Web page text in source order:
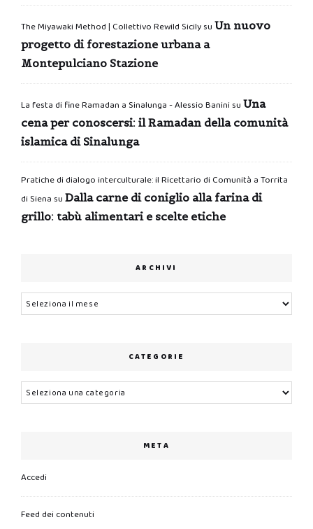
The Miyawaki Method | Collettivo Rewild Sicilysu Un nuovo
progetto di forestazione urbana a
Montepulciano Stazione
La festa di fine Ramadan a Sinalunga - Alessio Banini su Una
cena per conoscersi: il Ramadan della comunità
islamica di Sinalunga
Pratiche di dialogo interculturale: il Ricettario di Comunità a Torrita
di Siena su Dalla carne di coniglio alla farina di
grillo: tabù alimentari e scelte etiche
ARCHIVI
Archivi
CATEGORIE
Categorie
META
Accedi
Feed dei contenuti